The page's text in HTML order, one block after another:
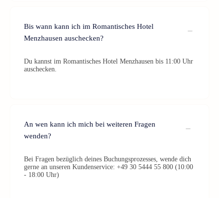
Bis wann kann ich im Romantisches Hotel
Menzhausen auschecken?
Du kannst im Romantisches Hotel Menzhausen bis 11:00 Uhr
auschecken.
An wen kann ich mich bei weiteren Fragen
wenden?
Bei Fragen bezüglich deines Buchungsprozesses, wende dich
gerne an unseren Kundenservice: +49 30 5444 55 800 (10:00
- 18:00 Uhr)